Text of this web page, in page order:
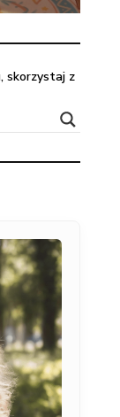
skorzystaj z